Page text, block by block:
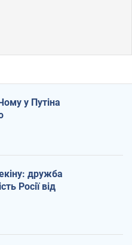
у Путіна
дружба
Росії від